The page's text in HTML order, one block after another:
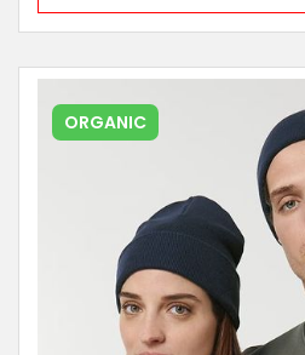
ORGANIC